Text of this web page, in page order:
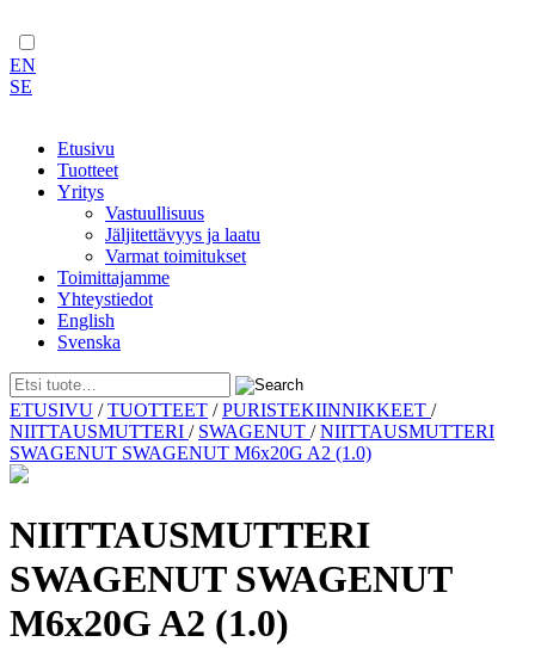
EN
SE
Etusivu
Tuotteet
Yritys
Vastuullisuus
Jäljitettävyys ja laatu
Varmat toimitukset
Toimittajamme
Yhteystiedot
English
Svenska
Skip
to
content
ETUSIVU /TUOTTEET /PURISTEKIINNIKKEET /
NIITTAUSMUTTERI / SWAGENUT /NIITTAUSMUTTERI
SWAGENUT SWAGENUT M6x20G A2 (1.0)
NIITTAUSMUTTERI
SWAGENUT SWAGENUT
M6x20G A2 (1.0)